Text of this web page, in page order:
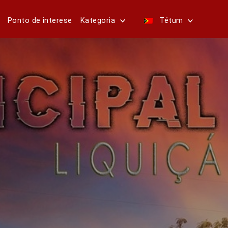
Ponto de interese Kategoria Tétum